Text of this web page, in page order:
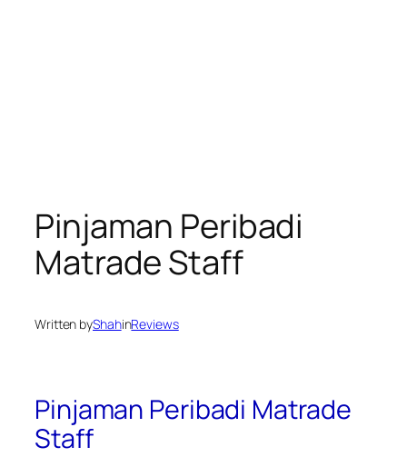
Pinjaman Peribadi
Matrade Staff
Written byShahinReviews
Pinjaman Peribadi Matrade
Staff